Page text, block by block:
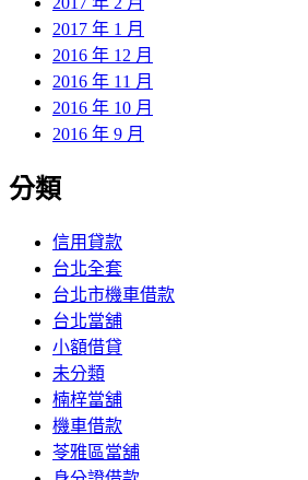
2017 年 1 月
2016 年 12 月
2016 年 11 月
2016 年 10 月
2016 年 9 月
分類
信用貸款
台北全套
台北市機車借款
台北當舖
小額借貸
未分類
楠梓當舖
機車借款
苓雅區當舖